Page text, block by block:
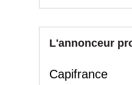
L'annonceur
Capifrance